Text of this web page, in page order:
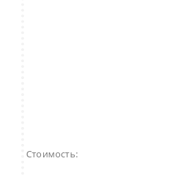
Стоимость: